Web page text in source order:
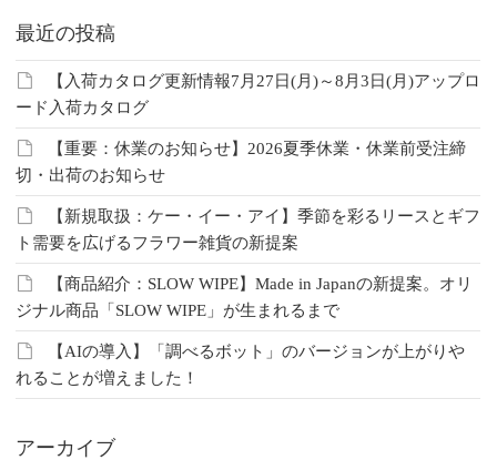
最近の投稿
【入荷カタログ更新情報7月27日(月)～8月3日(月)アップロ
ード入荷カタログ
【重要：休業のお知らせ】2026夏季休業・休業前受注締
切・出荷のお知らせ
【新規取扱：ケー・イー・アイ】季節を彩るリースとギフ
ト需要を広げるフラワー雑貨の新提案
【商品紹介：SLOW WIPE】Made in Japanの新提案。オリ
ジナル商品「SLOW WIPE」が生まれるまで
【AIの導入】「調べるボット」のバージョンが上がりや
れることが増えました！
アーカイブ